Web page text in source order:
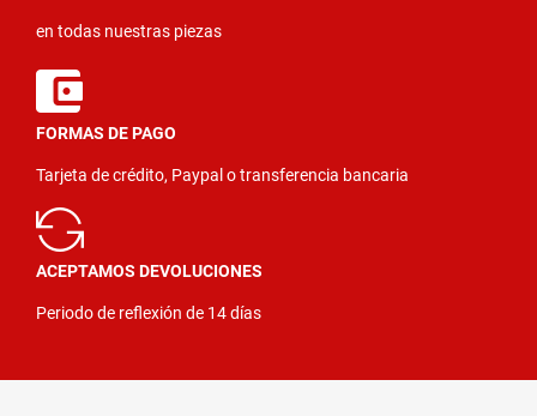
en todas nuestras piezas
FORMAS DE PAGO
Tarjeta de crédito, Paypal o transferencia bancaria
ACEPTAMOS DEVOLUCIONES
Periodo de reflexión de 14 días